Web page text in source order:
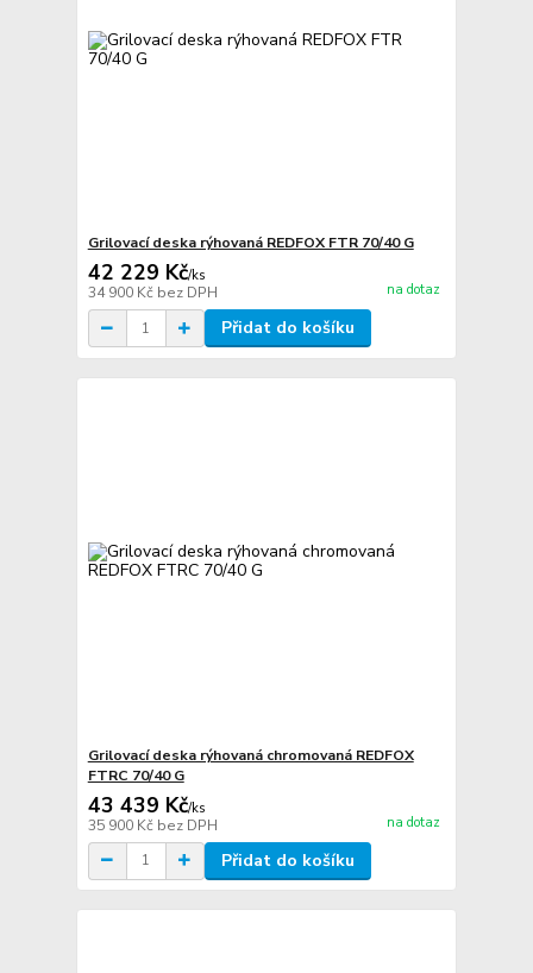
Grilovací deska rýhovaná REDFOX FTR 70/40 G
42 229 Kč/ks
34 900 Kč bez DPH na dotaz
Přidat do košíku
Grilovací deska rýhovaná chromovaná REDFOX
FTRC 70/40 G
43 439 Kč/ks
35 900 Kč bez DPH na dotaz
Přidat do košíku